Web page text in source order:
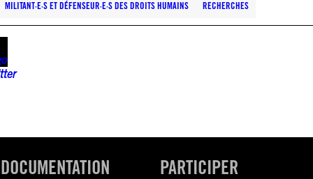
MILITANT·E·S ET DÉFENSEUR·E·S DES DROITS HUMAINS RECHERCHES
DOCUMENTATION PARTICIPER